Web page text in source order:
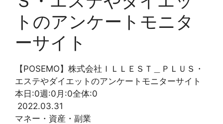
トのアンケートモニタ
ーサイト
【POSEMO】株式会社ＩＬＬＥＳＴ＿ＰＬＵＳ・
エステやダイエットのアンケートモニターサイト
本日:0週:0 月:0全体:0
2022.03.31
マネー・資産・副業